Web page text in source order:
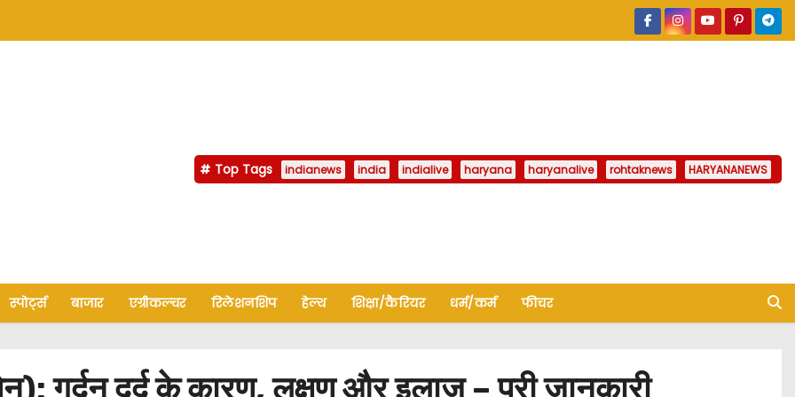
Top Tags indianews india indialive haryana haryanalive rohtaknews HARYANANEWS
स्पोर्ट्स बाजार एग्रीकल्चर रिलेशनशिप हेल्थ शिक्षा/कैरियर धर्म/कर्म फीचर